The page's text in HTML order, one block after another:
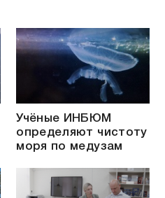
Учёные ИНБЮМ
определяют чистоту
моря по медузам